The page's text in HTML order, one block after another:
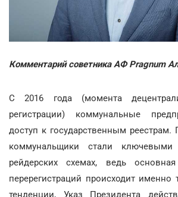
Комментарий советника АФ Pragnum
С 2016 года (момента
регистрации) коммунальные
доступ к государственным реестрам.
коммунальщики стали
рейдерских схемах, ведь
перерегистраций происходит именно
тенденции, Указ Президента